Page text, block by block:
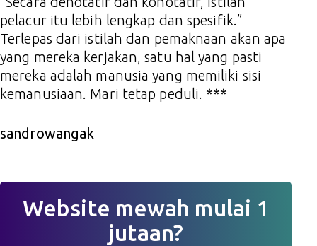
pelacur itu lebih lengkap dan spesifik.”
Terlepas dari istilah dan pemaknaan akan apa
yang mereka kerjakan, satu hal yang pasti
mereka adalah manusia yang memiliki sisi
kemanusiaan. Mari tetap peduli. ***
sandrowangak
Website mewah mulai 1
jutaan?